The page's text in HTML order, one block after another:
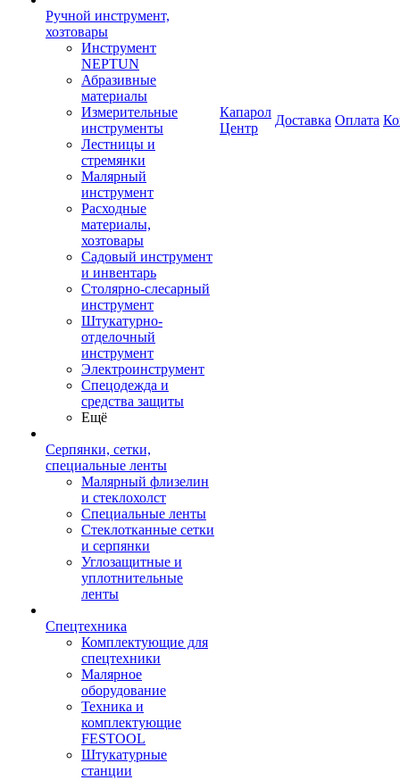
Ручной инструмент,
хозтовары
Инструмент
NEPTUN
Абразивные
материалы
Измерительные
инструменты
Лестницы и
стремянки
Малярный
инструмент
Расходные
материалы,
хозтовары
Садовый инструмент
и инвентарь
Столярно-слесарный
инструмент
Штукатурно-
отделочный
инструмент
Электроинструмент
Спецодежда и
средства защиты
Ещё
Серпянки, сетки,
специальные ленты
Малярный флизелин
и стеклохолст
Специальные ленты
Стеклотканные сетки
и серпянки
Углозащитные и
уплотнительные
ленты
Спецтехника
Комплектующие для
спецтехники
Малярное
оборудование
Техника и
комплектующие
FESTOOL
Штукатурные
станции
Капарол
Центр
Доставка Оплата